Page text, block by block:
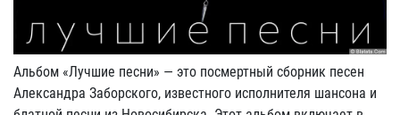
Альбом «Лучшие песни» — это посмертный сборник песен
Александра Заборского, известного исполнителя шансона и